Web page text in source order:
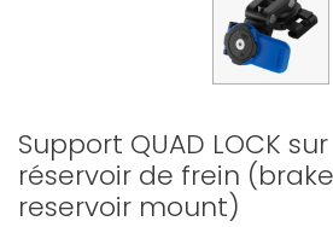
Support QUAD LOCK sur
réservoir de frein (brake
reservoir mount)